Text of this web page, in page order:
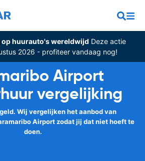
huurauto's wereldwijd Deze actie
2026 - profiteer vandaag nog!
Airport
vergelijking
Wij vergelijken het aanbod van
Airport zodat jij dat niet hoeft te
doen.